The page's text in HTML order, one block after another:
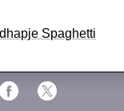
Spaghetti